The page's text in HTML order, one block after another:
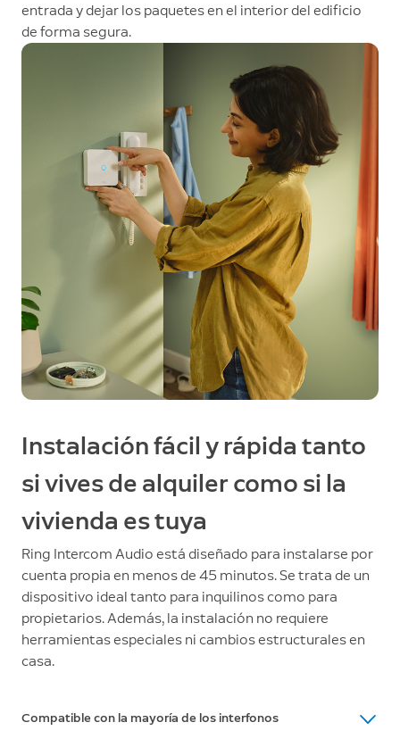
entrada y dejar los paquetes en el interior del edificio
de forma segura.
Instalación fácil y rápida tanto
si vives de alquiler como si la
vivienda es tuya
Ring Intercom Audio está diseñado para instalarse por
cuenta propia en menos de 45 minutos. Se trata de un
dispositivo ideal tanto para inquilinos como para
propietarios. Además, la instalación no requiere
herramientas especiales ni cambios estructurales en
casa.
Compatible con la mayoría de los interfonos